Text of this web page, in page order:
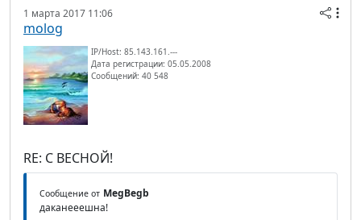
1 марта 2017 11:06
molog
IP/Host: 85.143.161.---
Дата регистрации: 05.05.2008
Сообщений: 40 548
RE: С ВЕСНОЙ!
Сообщение от MegBegb
даканееешна!